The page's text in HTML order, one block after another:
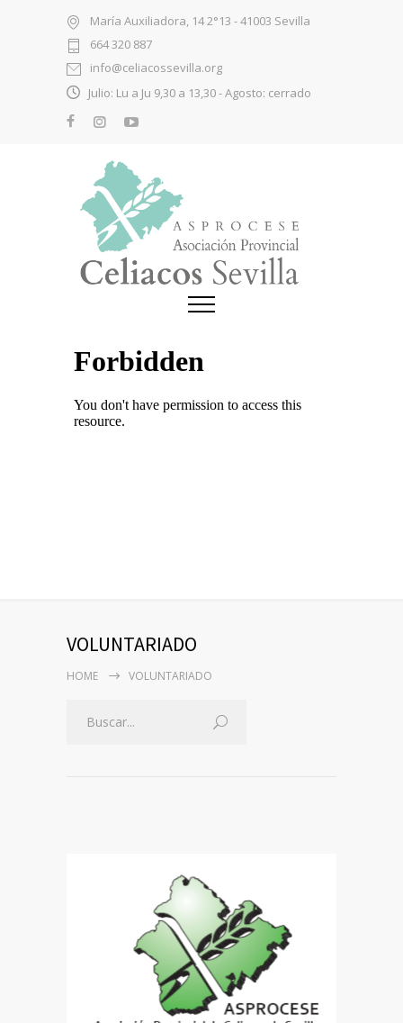
María Auxiliadora, 14 2°13 - 41003 Sevilla
664 320 887
info@celiacossevilla.org
Julio: Lu a Ju 9,30 a 13,30 - Agosto: cerrado
VOLUNTARIADO
HOME VOLUNTARIADO